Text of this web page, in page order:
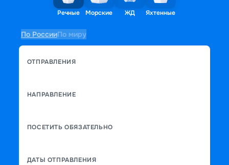
Речные Морские ЖД Яхтенные
По РоссииПо миру
ОТПРАВЛЕНИЯ
НАПРАВЛЕНИЕ
ПОСЕТИТЬ ОБЯЗАТЕЛЬНО
ДАТЫ ОТПРАВЛЕНИЯ